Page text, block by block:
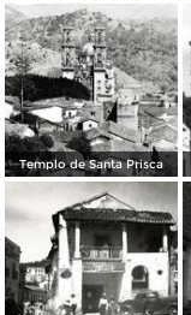
Templo de Santa Prisca